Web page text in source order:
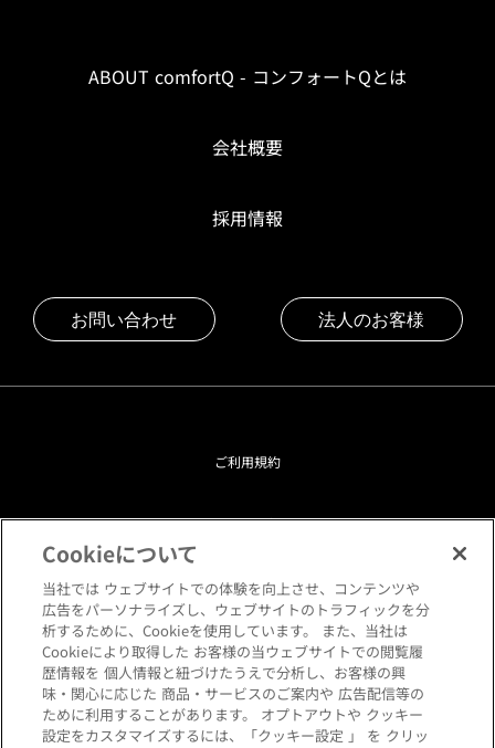
ABOUT comfortQ - コンフォートQとは
会社概要
採用情報
お問い合わせ 法人のお客様
ご利用規約
プライバシーポリシー
クッキーポリシー
閲覧環境について
サイトマップ
Cookieについて
当社では ウェブサイトでの体験を向上させ、コンテンツや
広告をパーソナライズし、ウェブサイトのトラフィックを分
析するために、Cookieを使用しています。 また、当社は
Cookieにより取得した お客様の当ウェブサイトでの閲覧履
歴情報を 個人情報と紐づけたうえで分析し、お客様の興
味・関心に応じた 商品・サービスのご案内や 広告配信等の
ために利用することがあります。 オプトアウトや クッキー
設定をカスタマイズするには、「クッキー設定 」 を クリッ